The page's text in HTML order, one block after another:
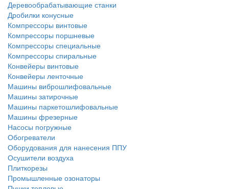
Деревообрабатывающие станки
Дробилки конусные
Компрессоры винтовые
Компрессоры поршневые
Компрессоры специальные
Компрессоры спиральные
Конвейеры винтовые
Конвейеры ленточные
Машины виброшлифовальные
Машины затирочные
Машины паркетошлифовальные
Машины фрезерные
Насосы погружные
Обогреватели
Оборудования для нанесения ППУ
Осушители воздуха
Плиткорезы
Промышленные озонаторы